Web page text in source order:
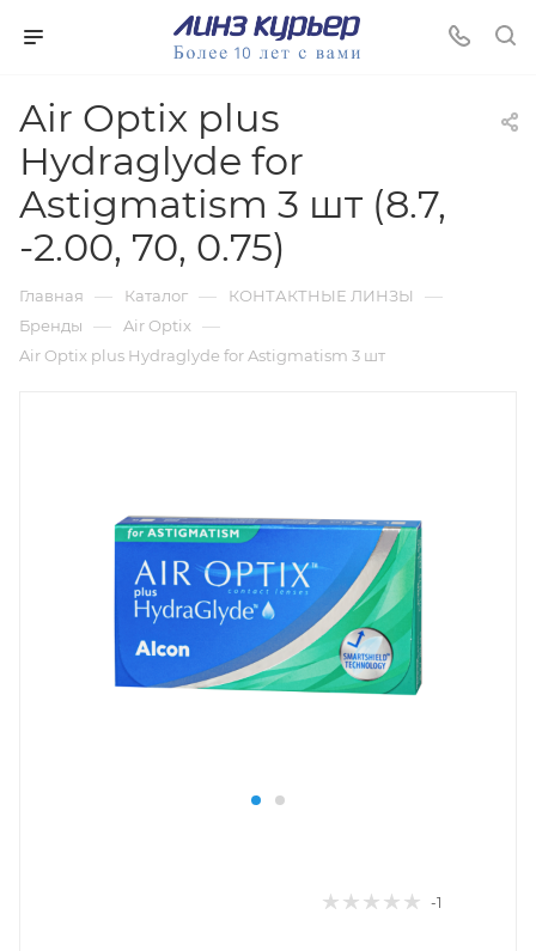
Air Optix plus
Hydraglyde for
Astigmatism 3 шт (8.7,
-2.00, 70, 0.75)
Главная — Каталог — КОНТАКТНЫЕ ЛИНЗЫ —
Бренды — Air Optix —
Air Optix plus Hydraglyde for Astigmatism 3 шт
-1